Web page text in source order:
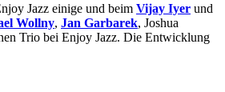
Jazz einige und beim Vijay Iyer und
Wollny, Jan Garbarek, Joshua
Trio bei Enjoy Jazz. Die Entwicklung